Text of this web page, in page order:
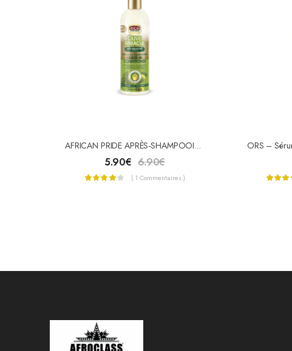
AFRICAN PRIDE APRÈS-SHAMPOOING OLIVE MIRACLE 355ml
5.90€ 6.90€
( 1 Commentaires )